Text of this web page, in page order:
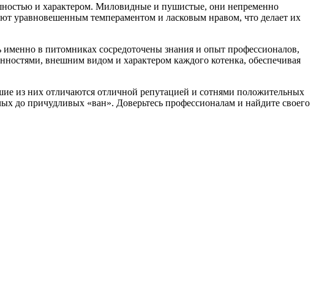
и характером. Миловидные и пушистые, они непременно
уравновешенным темпераментом и ласковым нравом, что делает их
в питомниках сосредоточены знания и опыт профессионалов,
внешним видом и характером каждого котенка, обеспечивая
из них отличаются отличной репутацией и сотнями положительных
до причудливых «ван». Доверьтесь профессионалам и найдите своего